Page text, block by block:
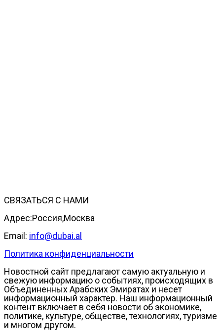
СВЯЗАТЬСЯ С НАМИ
Адрес:Россия,Москва
Email: info@dubai.al
Политика конфиденциальности
Новостной сайт предлагают самую актуальную и
свежую информацию о событиях, происходящих в
Объединенных Арабских Эмиратах и несет
информационный характер. Наш информационный
контент включает в себя новости об экономике,
политике, культуре, обществе, технологиях, туризме
и многом другом.